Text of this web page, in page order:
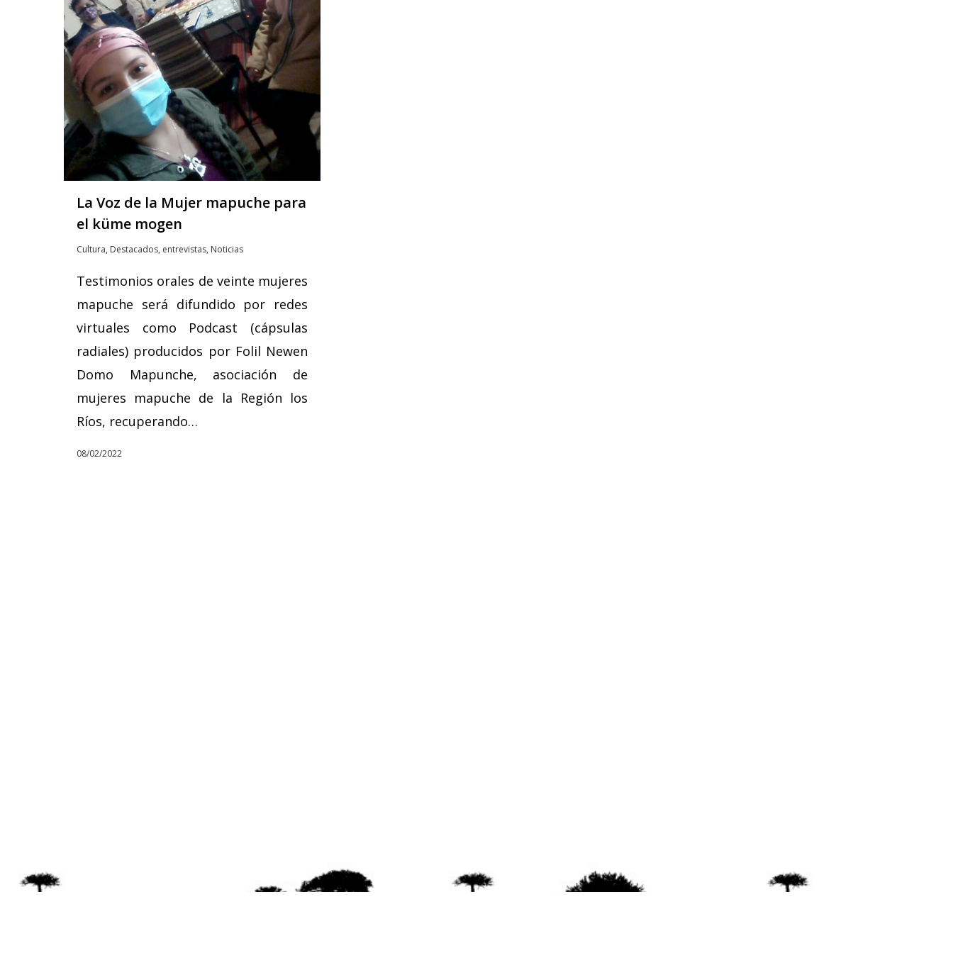
La Voz de la Mujer mapuche para
el küme mogen
Cultura, Destacados, entrevistas, Noticias
Testimonios orales de veinte mujeres
mapuche será difundido por redes
virtuales como Podcast (cápsulas
radiales) producidos por Folil Newen
Domo Mapunche, asociación de
mujeres mapuche de la Región los
Ríos, recuperando…
08/02/2022